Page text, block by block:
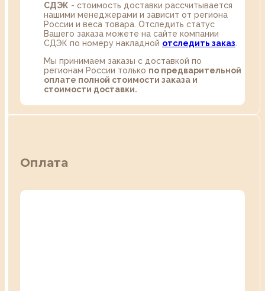
СДЭК - стоимость доставки рассчитывается
нашими менеджерами и зависит от региона
России и веса товара. Отследить статус
Вашего заказа можете на сайте компании
СДЭК по номеру накладной отследить заказ
Мы принимаем заказы с доставкой по
регионам России только по предварительной
оплате полной стоимости заказа и
стоимости доставки.
Оплата